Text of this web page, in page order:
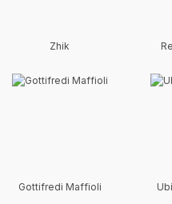
Zhik
Gottifredi Maffioli